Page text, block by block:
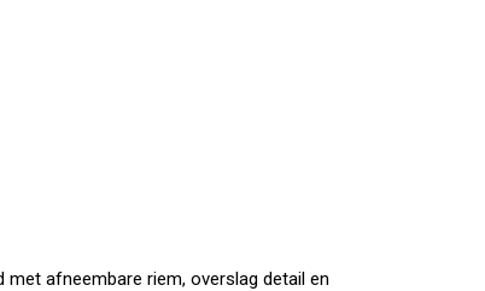
met afneembare riem, overslag detail en